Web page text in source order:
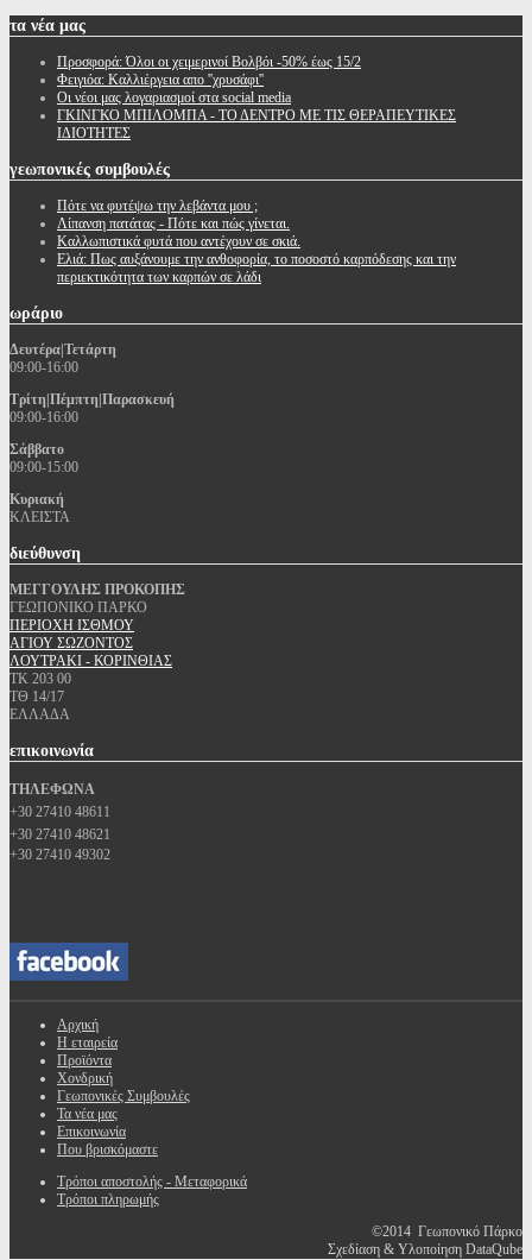
τα νέα μας
Προσφορά: Όλοι οι χειμερινοί Βολβόι -50% έως 15/2
Φειγιόα: Καλλιέργεια απο ''χρυσάφι''
Oι νέοι μας λογαριασμοί στα social media
ΓΚΙΝΓΚΟ ΜΠΙΛΟΜΠΑ - ΤΟ ΔΕΝΤΡΟ ΜΕ ΤΙΣ ΘΕΡΑΠΕΥΤΙΚΕΣ
ΙΔΙΟΤΗΤΕΣ
γεωπονικές συμβουλές
Πότε να φυτέψω την λεβάντα μου ;
Λίπανση πατάτας - Πότε και πώς γίνεται.
Καλλωπιστικά φυτά που αντέχουν σε σκιά.
Ελιά: Πως αυξάνουμε την ανθοφορία, το ποσοστό καρπόδεσης και την
περιεκτικότητα των καρπών σε λάδι
ωράριο
Δευτέρα|Τετάρτη
09:00-16:00
Τρίτη|Πέμπτη|Παρασκευή
09:00-16:00
Σάββατο
09:00-15:00
Κυριακή
ΚΛΕΙΣΤΑ
διεύθυνση
ΜΕΓΓΟΥΛΗΣ ΠΡΟΚΟΠΗΣ
ΓΕΩΠΟΝΙΚΟ ΠΑΡΚΟ
ΠΕΡΙΟΧΗ ΙΣΘΜΟΥ
ΑΓΙΟΥ ΣΩΖΟΝΤΟΣ
ΛΟΥΤΡΑΚΙ - ΚΟΡΙΝΘΙΑΣ
ΤΚ 203 00
ΤΘ 14/17
ΕΛΛΑΔΑ
επικοινωνία
ΤΗΛΕΦΩΝΑ
+30 27410 48611
+30 27410 48621
+30 27410 49302
Αρχική
Η εταιρεία
Προϊόντα
Χονδρική
Γεωπονικές Συμβουλές
Τα νέα μας
Επικοινωνία
Που βρισκόμαστε
Τρόποι αποστολής - Μεταφορικά
Τρόποι πληρωμής
©2014 Γεωπονικό Πάρκο
Σχεδίαση & Υλοποίηση DataQube